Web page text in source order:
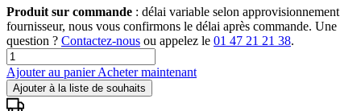
Produit sur commande : délai variable selon approvisionnement
fournisseur, nous vous confirmons le délai après commande. Une
question ? Contactez-nous ou appelez le 01 47 21 21 38.
Ajouter au panierAcheter maintenant
Ajouter à la liste de souhaits